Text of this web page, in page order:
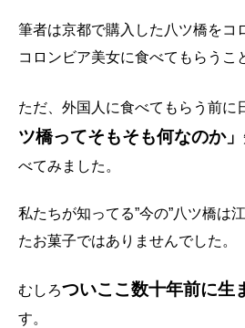
筆者は京都で購入した八ツ橋をコ
コロンビア美女に食べてもらうこ
ただ、外国人に食べてもらう前に
ツ橋ってそもそも何なのか」
べてみました。
私たちが知ってる”今の”八ツ橋は
たお菓子ではありませんでした。
むしろついここ数十年前に生
す。